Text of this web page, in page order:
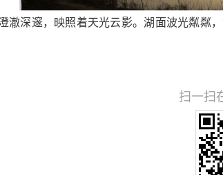
邃，映照着天光云影。湖面波光粼粼，
扫一扫